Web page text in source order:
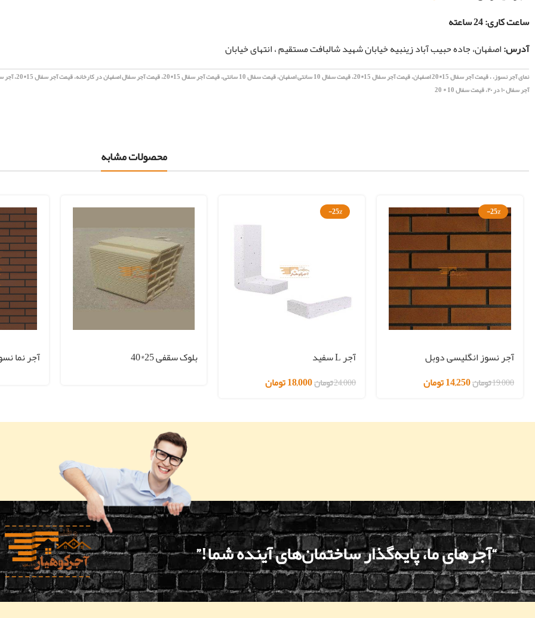
ساعت کاری: 24 ساعته
آدرس:اصفهان، جاده حبیب آباد زینبیه خیابان شهید شالبافت مستقیم ، انتهای خیابان
آجر سفال ۱۰ در ۲۰، قیمت سفال 10 * 20
محصولات مشابه
-25%
آجر نسوز انگلیسی دوبل
19,000تومان14,250تومان
-25%
آجر L سفید
24,000تومان18,000تومان
بلوک سقفی 25*40 آجر نما
“آجرهای ما، پایه‌گذار ساختمان‌های آینده شما!”